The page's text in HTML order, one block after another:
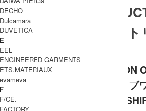
GARMENT
WORKERS (ガーメン
ョンオブワーカーズ)
GARMENT REPRODUCTION
ーメントリプロダクションオブ
DECHO
Dulcamara
DUVETICA
E
EEL
ENGINEERED GARMENTS
ETS.MATERIAUX
evameva
F
F/CE.
FACTORY